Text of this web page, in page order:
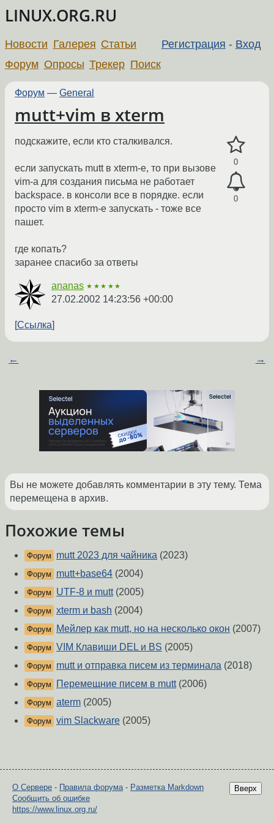
LINUX.ORG.RU
Регистрация - Вход
Новости Галерея Статьи
Форум Опросы Трекер Поиск
Форум — General
mutt+vim в xterm
0
0
подскажите, если кто сталкивался.
если запускать mutt в xterm-е, то при вызове
vim-а для создания письма не работает
backspace. в консоли все в порядке. если
просто vim в xterm-е запускать - тоже все
пашет.
где копать?
заранее спасибо за ответы
ananas ★★★★★
27.02.2002 14:23:56 +00:00
Ссылка
← →
Вы не можете добавлять комментарии в эту тему. Тема
перемещена в архив.
Похожие темы
Форум mutt 2023 для чайника (2023)
Форум mutt+base64 (2004)
Форум UTF-8 и mutt(2005)
Форум xterm и bash (2004)
Форум Мейлер как mutt, но на несколько окон (2007)
Форум VIM Клавиши DEL и BS (2005)
Форум mutt и отправка писем из терминала (2018)
Форум Перемещние писем в mutt(2006)
Форум aterm (2005)
Форум vim Slackware (2005)
Вверх
О Сервере - Правила форума- Разметка Markdown
Сообщить об ошибке
https://www.linux.org.ru/